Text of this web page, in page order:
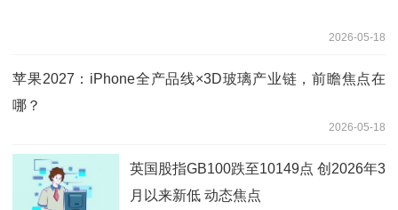
2026-05-18
苹果2027：iPhone全产品线×3D玻璃产业链，前瞻焦点在
哪？
2026-05-18
英国股指GB100跌至10149点 创2026年3
月以来新低 动态焦点